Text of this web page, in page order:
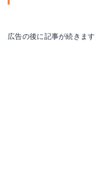
広告の後に記事が続きます